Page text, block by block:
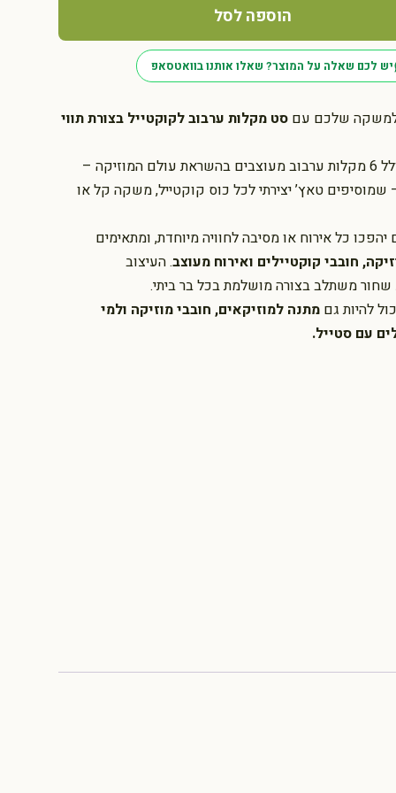
שלכם עם סט מקלות ערבוב לקוקטייל בצורת תווי
סט Melodrinks כולל 6 מקלות ערבוב מעוצבים בהשראת עולם המוזיקה –
שמוסיפים טאץ’ יצירתי לכל כוס קוקטייל, משקה קל או
כל אירוח או מסיבה לחוויה מיוחדת, ומתאימים
חובבי קוקטיילים ואירוח מעוצב. העיצוב
שחור משתלב בצורה מושלמת בכל בר ביתי.
להיות גם מתנה למוזיקאים, חובבי מוזיקה ולמי
עם סטייל.
הוספה לסל
יש לכם שאלה על המוצר? שאלו אותנו בוואטסאפ